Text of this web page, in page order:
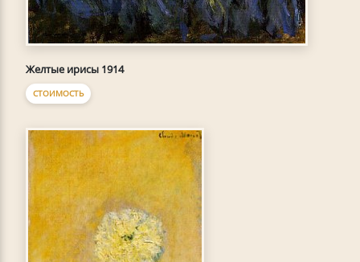
Желтые ирисы 1914
СТОИМОСТЬ